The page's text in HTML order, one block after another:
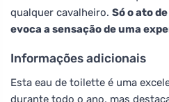
qualquer cavalheiro. Só o ato
evoca a sensação de uma
Informações adicionais
Esta eau de toilette é uma
durante todo o ano, mas